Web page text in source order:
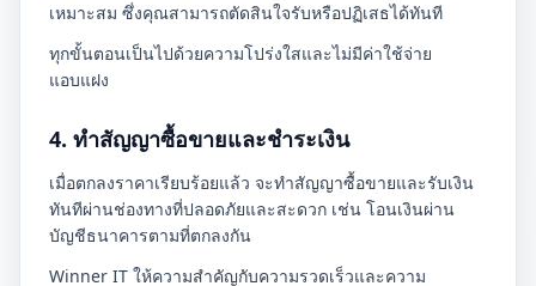
เหมาะสม ซึ่งคุณสามารถตัดสินใจรับหรือปฏิเสธได้ทันที
ทุกขั้นตอนเป็นไปด้วยความโปร่งใสและไม่มีค่าใช้จ่าย
แอบแฝง
4. ทำสัญญาซื้อขายและชำระเงิน
เมื่อตกลงราคาเรียบร้อยแล้ว จะทำสัญญาซื้อขายและรับเงิน
ทันทีผ่านช่องทางที่ปลอดภัยและสะดวก เช่น โอนเงินผ่าน
บัญชีธนาคารตามที่ตกลงกัน
Winner IT ให้ความสำคัญกับความรวดเร็วและความ